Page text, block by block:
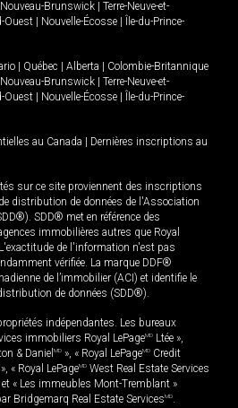
Nouveau-Brunswick
Terre-Neuve-et-
Ouest Nouvelle-Écosse
Île-du-Prince-
Québec Alberta
Colombie-Britannique
Nouveau-Brunswick
Terre-Neuve-et-
Ouest Nouvelle-Écosse
Île-du-Prince-
au Canada
Dernières inscriptions au
sur ce site proviennent des inscriptions
distribution de données de l'Association
SDD® met en référence des
immobilières autres que Royal
de l'information n'est pas
vérifiée. La marque DDF®
de l’immobilier (ACI) et identifie le
de données (SDD®).
indépendantes. Les bureaux
immobiliers Royal LePageMD Ltée »,
& Daniel MD », « Royal LePageMD Credit
« Royal LePageMD West Real Estate Services
« Les immeubles Mont-Tremblant »
Bridgemarq Real Estate ServicesMD.